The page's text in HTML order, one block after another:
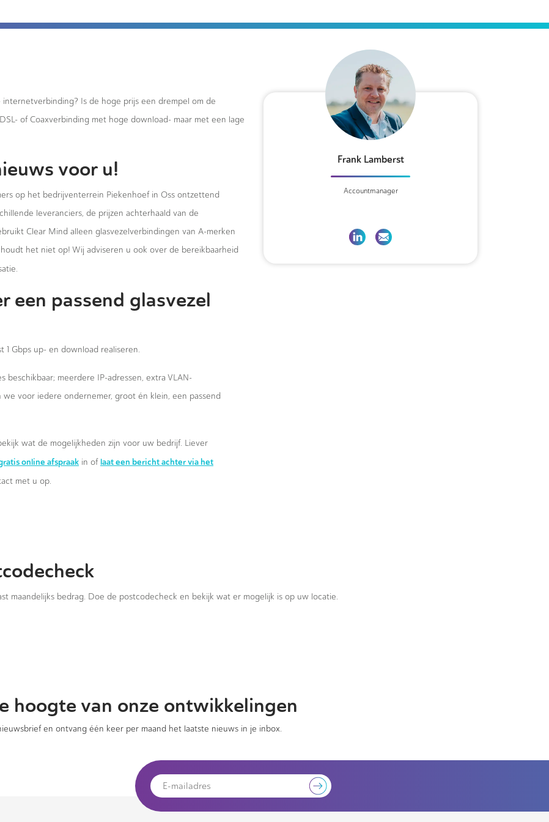
Is de hoge prijs een drempel om de
of Coaxverbinding met hoge download- maar met een lage
voor u!
op het bedrijventerrein Piekenhoef in Oss ontzettend
leveranciers, de prijzen achterhaald van de
Clear Mind alleen glasvezelverbindingen van A-merken
het niet op! Wij adviseren u ook over de bereikbaarheid
een passend glasvezel
Gbps up- en download realiseren.
beschikbaar; meerdere IP-adressen, extra VLAN-
we voor iedere ondernemer, groot én klein, een passend
wat de mogelijkheden zijn voor uw bedrijf. Liever
online afspraak in of laat een bericht achter via het
met u op.
Frank Lamberst
Accountmanager
maandelijks bedrag. Doe de postcodecheck en bekijk wat er mogelijk is op uw locatie.
hoogte van onze ontwikkelingen
en ontvang één keer per maand het laatste nieuws in je inbox.